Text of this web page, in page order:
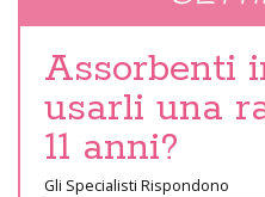
Assorbenti
usarli una
11 anni?
Gli Specialisti Rispondono